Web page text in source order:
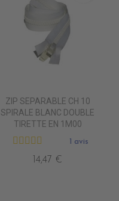
ZIP SEPARABLE CH 10
SPIRALE BLANC DOUBLE
TIRETTE EN 1M00
1 avis
14,47 €